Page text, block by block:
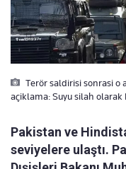
Terör saldirisi sonrasi o
açiklama: Suyu silah
Pakistan ve
seviyelere ulaştı.